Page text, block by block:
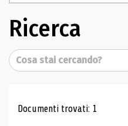
Ricerca
Cerca
Risultati di
Documenti trovati: 1